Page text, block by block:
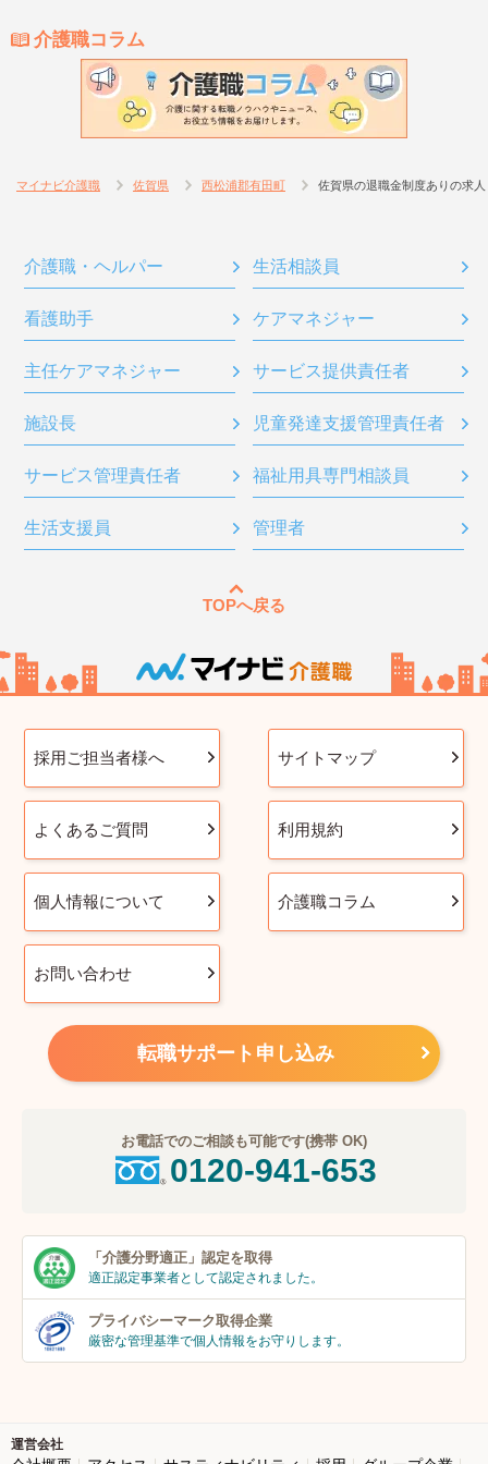
介護職コラム
マイナビ介護職 佐賀県 西松浦郡有田町 佐賀県の退職金制度ありの求
介護職・ヘルパー 生活相談員
看護助手 ケアマネジャー
主任ケアマネジャー サービス提供責任者
施設長 児童発達支援管理責任者
サービス管理責任者 福祉用具専門相談員
生活支援員 管理者
TOPへ戻る
採用ご担当者様へ サイトマップ
よくあるご質問 利用規約
個人情報について 介護職コラム
お問い合わせ
転職サポート申し込み
お電話でのご相談も可能です(携帯 OK)
0120-941-653
「介護分野適正」 認定を取得
適正認定事業者として認定されました。
プライバシーマーク取得企業
厳密な管理基準で個人情報をお守りします。
運営会社